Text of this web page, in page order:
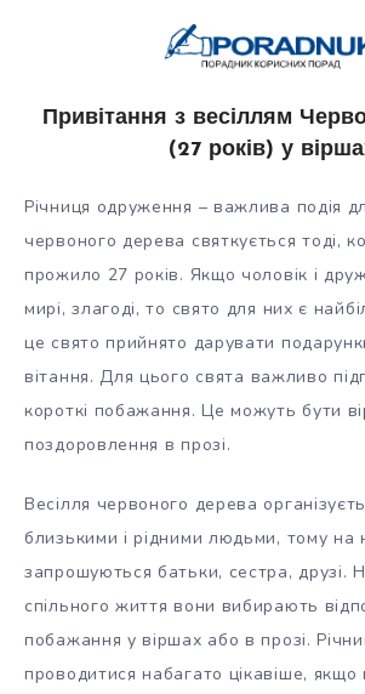
Привітання з весіллям
(27 років) у
Річниця одруження – важлива подія
червоного дерева святкується тоді,
прожило 27 років. Якщо чоловік і
мирі, злагоді, то свято для них є
це свято прийнято дарувати
вітання. Для цього свята важливо
короткі побажання. Це можуть бути
поздоровлення в прозі.
Весілля червоного дерева
близькими і рідними людьми, тому на
запрошуються батьки, сестра, друзі.
спільного життя вони вибирають
побажання у віршах або в прозі.
проводитися набагато цікавіше,